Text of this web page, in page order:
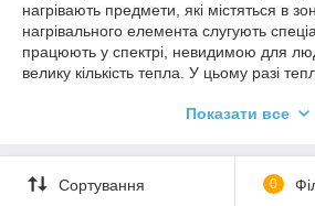
нагрівають предмети, які містяться в
нагрівального елемента слугують
працюють у спектрі, невидимою для
велику кількість тепла. У цьому разі
людей, які перебувають у приміщенні.
кафе, таверн, ресторанів — закладами,
Показати все
Сортування 0